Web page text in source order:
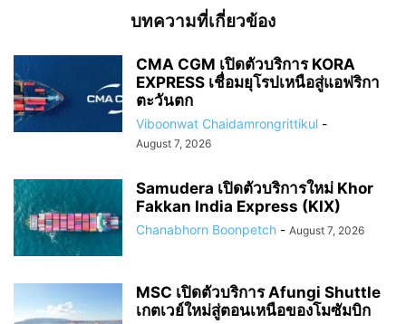
บทความที่เกี่ยวข้อง
CMA CGM เปิดตัวบริการ KORA
EXPRESS เชื่อมยุโรปเหนือสู่แอฟริกา
ตะวันตก
Viboonwat Chaidamrongrittikul -
August 7, 2026
Samudera เปิดตัวบริการใหม่ Khor
Fakkan India Express (KIX)
Chanabhorn Boonpetch - August 7, 2026
MSC เปิดตัวบริการ Afungi Shuttle
เกตเวย์ใหม่สู่ตอนเหนือของโมซัมบิก